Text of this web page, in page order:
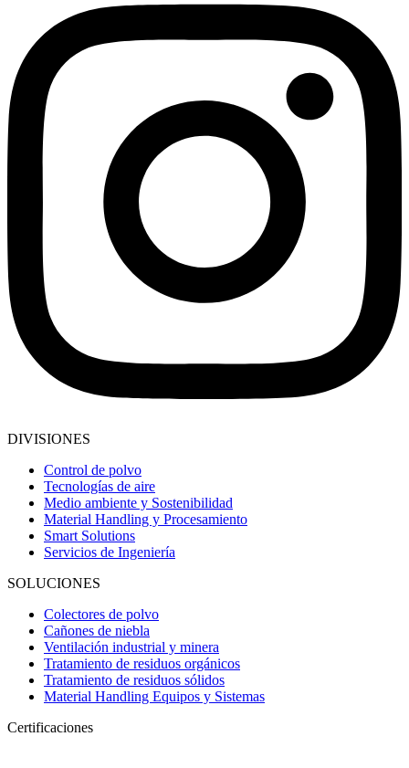
DIVISIONES
Control de polvo
Tecnologías de aire
Medio ambiente y Sostenibilidad
Material Handling y Procesamiento
Smart Solutions
Servicios de Ingeniería
SOLUCIONES
Colectores de polvo
Cañones de niebla
Ventilación industrial y minera
Tratamiento de residuos orgánicos
Tratamiento de residuos sólidos
Material Handling Equipos y Sistemas
Certificaciones